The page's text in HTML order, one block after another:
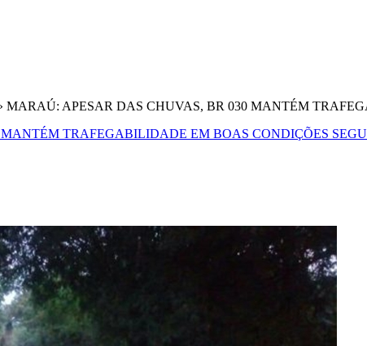
MARAÚ: APESAR DAS CHUVAS, BR 030 MANTÉM
TRAFEGABILIDADE EM BOAS CONDIÇÕES